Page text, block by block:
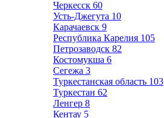
Черкесск 60
Усть-Джегута 10
Карачаевск 9
Республика Карелия 105
Петрозаводск 82
Костомукша 6
Сегежа 3
Туркестанская область 103
Туркестан 62
Ленгер 8
Кентау 5